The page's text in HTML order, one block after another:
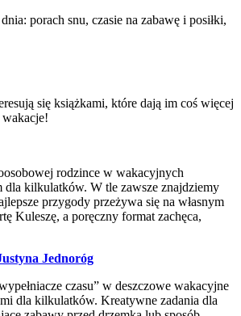
porach snu, czasie na zabawę i posiłki,
się książkami, które dają im coś więcej
rodzince w wakacyjnych
dla kilkulatków. W tle zawsze znajdziemy
przygody przeżywa się na własnym
Kuleszę, a poręczny format zachęca,
Jednoróg
czasu” w deszczowe wakacyjne
dla kilkulatków. Kreatywne zadania dla